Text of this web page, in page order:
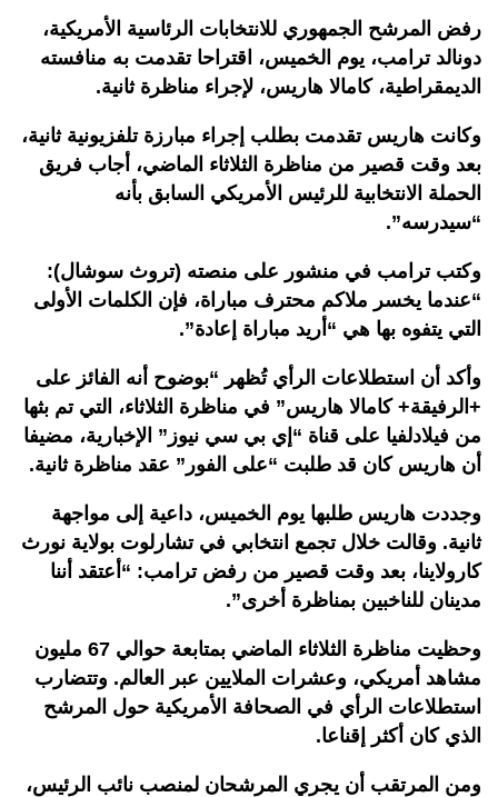
رفض المرشح الجمهوري للانتخابات الرئاسية الأمريكية،
دونالد ترامب، يوم الخميس، اقتراحا تقدمت به منافسته
الديمقراطية، كامالا هاريس، لإجراء مناظرة ثانية.
وكانت هاريس تقدمت بطلب إجراء مبارزة تلفزيونية ثانية،
بعد وقت قصير من مناظرة الثلاثاء الماضي، أجاب فريق
الحملة الانتخابية للرئيس الأمريكي السابق بأنه
“سيدرسه”.
وكتب ترامب في منشور على منصته (تروث سوشال):
“عندما يخسر ملاكم محترف مباراة، فإن الكلمات الأولى
التي يتفوه بها هي “أريد مباراة إعادة”.
وأكد أن استطلاعات الرأي تُظهر “بوضوح أنه الفائز على
+الرفيقة+ كامالا هاريس” في مناظرة الثلاثاء، التي تم بثها
من فيلادلفيا على قناة “إي بي سي نيوز” الإخبارية، مضيفا
أن هاريس كان قد طلبت “على الفور” عقد مناظرة ثانية.
وجددت هاريس طلبها يوم الخميس، داعية إلى مواجهة
ثانية. وقالت خلال تجمع انتخابي في تشارلوت بولاية نورث
كارولاينا، بعد وقت قصير من رفض ترامب: “أعتقد أننا
مدينان للناخبين بمناظرة أخرى”.
وحظيت مناظرة الثلاثاء الماضي بمتابعة حوالي 67 مليون
مشاهد أمريكي، وعشرات الملايين عبر العالم. وتتضارب
استطلاعات الرأي في الصحافة الأمريكية حول المرشح
الذي كان أكثر إقناعا.
ومن المرتقب أن يجري المرشحان لمنصب نائب الرئيس،